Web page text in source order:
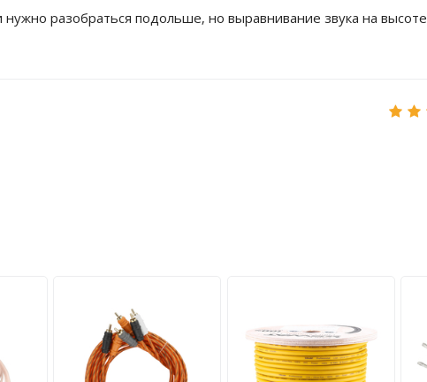
нужно разобраться подольше, но выравнивание звука на высоте